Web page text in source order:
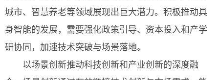
城市、智慧养老等领域展现出巨大潜力。积极推动具
身智能的发展，需要强化政策引导、资本投入和产学
研协同，加速技术突破与场景落地。
以场景创新推动科技创新和产业创新的深度融